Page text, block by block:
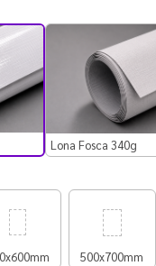
Lona Fosca 340g
500x700mm